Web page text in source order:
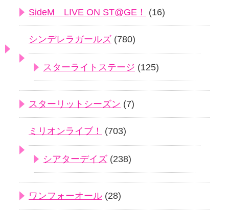
SideM LIVE ON ST@GE！ (16)
シンデレラガールズ (780)
スターライトステージ (125)
スターリットシーズン (7)
ミリオンライブ！ (703)
シアターデイズ (238)
ワンフォーオール (28)